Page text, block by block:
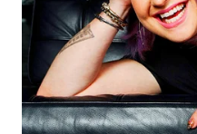
BINTAN
WN
MANDALIKA
WN